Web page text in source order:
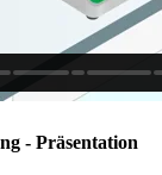
- Präsentation